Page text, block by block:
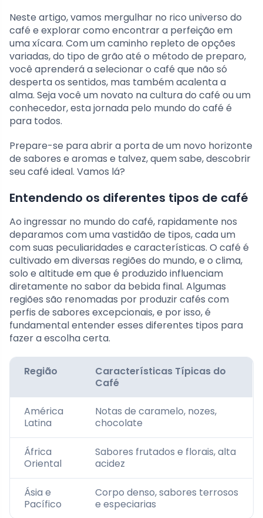
Neste artigo, vamos mergulhar no rico universo do
café e explorar como encontrar a perfeição em
uma xícara. Com um caminho repleto de opções
variadas, do tipo de grão até o método de preparo,
você aprenderá a selecionar o café que não só
desperta os sentidos, mas também acalenta a
alma. Seja você um novato na cultura do café ou um
conhecedor, esta jornada pelo mundo do café é
para todos.
Prepare-se para abrir a porta de um novo horizonte
de sabores e aromas e talvez, quem sabe, descobrir
seu café ideal. Vamos lá?
Entendendo os diferentes tipos de café
Ao ingressar no mundo do café, rapidamente nos
deparamos com uma vastidão de tipos, cada um
com suas peculiaridades e características. O café é
cultivado em diversas regiões do mundo, e o clima,
solo e altitude em que é produzido influenciam
diretamente no sabor da bebida final. Algumas
regiões são renomadas por produzir cafés com
perfis de sabores excepcionais, e por isso, é
fundamental entender esses diferentes tipos para
fazer a escolha certa.
Região
Características Típicas do
Café
América
Latina
Notas de caramelo, nozes,
chocolate
África
Oriental
Sabores frutados e florais, alta
acidez
Ásia e
Pacífico
Corpo denso, sabores terrosos
e especiarias